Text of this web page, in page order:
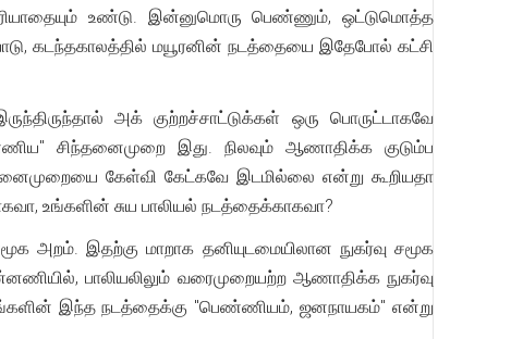
உண்டு. இன்னுமொரு பெண்ணும், ஒட்டுமொத்த
கடந்தகாலத்தில் மயூரனின் நடத்தையை இதேபோல் கட்சி
அக் குற்றச்சாட்டுக்கள் ஒரு பொருட்டாகவே
சிந்தனைமுறை இது. நிலவும் ஆணாதிக்க குடும்ப
கேள்வி கேட்கவே இடமில்லை என்று கூறியதா
உங்களின் சுய பாலியல் நடத்தைக்காகவா?
இதற்கு மாறாக தனியுடமையிலான நுகர்வு சமூக
பாலியலிலும் வரைமுறையற்ற ஆணாதிக்க நுகர்வு
இந்த நடத்தைக்கு "பெண்ணியம், ஜனநாயகம்" என்று